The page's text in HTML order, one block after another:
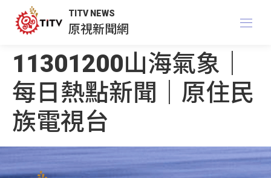
TITV NEWS
原視新聞網
11301200山海氣象｜
每日熱點新聞｜原住民
族電視台